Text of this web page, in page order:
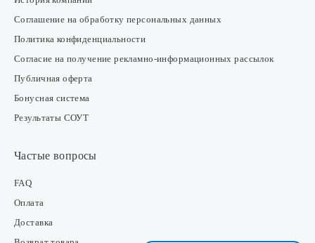
Соглашение на обработку персональных данных
Политика конфиденциальности
Согласие на получение рекламно-информационных рассылок
Публичная оферта
Бонусная система
Результаты СОУТ
Частые вопросы
FAQ
Оплата
Доставка